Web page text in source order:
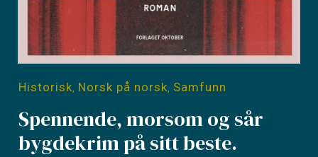
Historisk Norsk på norsk Samfunn
Spennende, morsom og sår
bygdekrim på sitt beste.